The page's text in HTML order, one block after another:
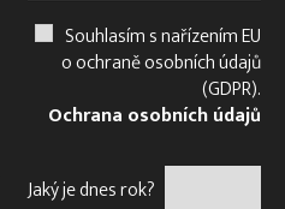
Souhlasím s nařízením EU
o ochraně osobních údajů
(GDPR).
Ochrana osobních údajů
Jaký je dnes rok?